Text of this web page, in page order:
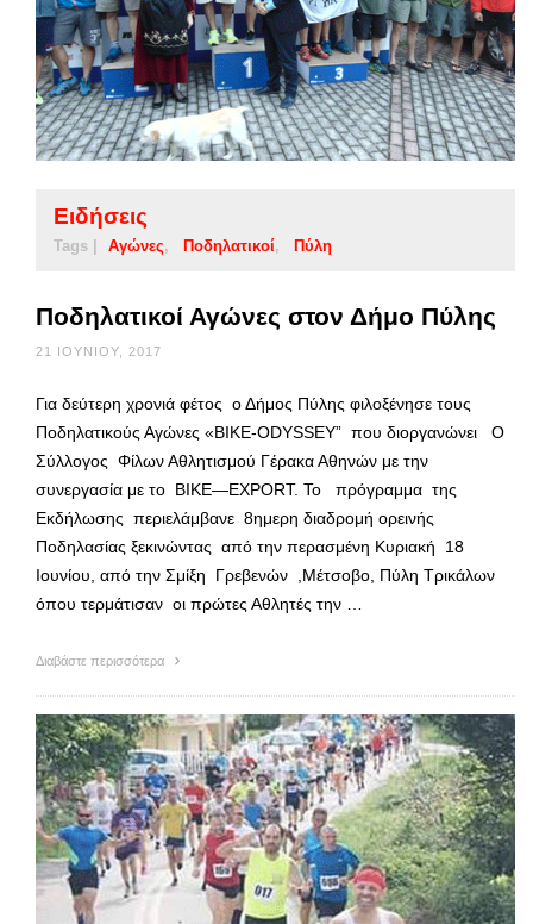
Ειδήσεις
Tags | Αγώνες Ποδηλατικοί Πύλη
Ποδηλατικοί Αγώνες στον Δήμο Πύλης
21 ΙΟΥΝΊΟΥ, 2017
Για δεύτερη χρονιά φέτος ο Δήμος Πύλης φιλοξένησε τους
Ποδηλατικούς Αγώνες «BIKE-ODYSSEY” που διοργανώνει Ο
Σύλλογος Φίλων Αθλητισμού Γέρακα Αθηνών με την
συνεργασία με το BIKE—EXPORT. Το πρόγραμμα της
Εκδήλωσης περιελάμβανε 8ημερη διαδρομή ορεινής
Ποδηλασίας ξεκινώντας από την περασμένη Κυριακή 18
Ιουνίου, από την Σμίξη Γρεβενών ,Μέτσοβο, Πύλη Τρικάλων
όπου τερμάτισαν οι πρώτες Αθλητές την …
Διαβάστε περισσότερα